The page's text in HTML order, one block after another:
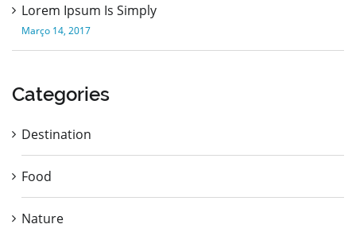
Lorem Ipsum Is Simply
Março 14, 2017
Categories
Destination
Food
Nature